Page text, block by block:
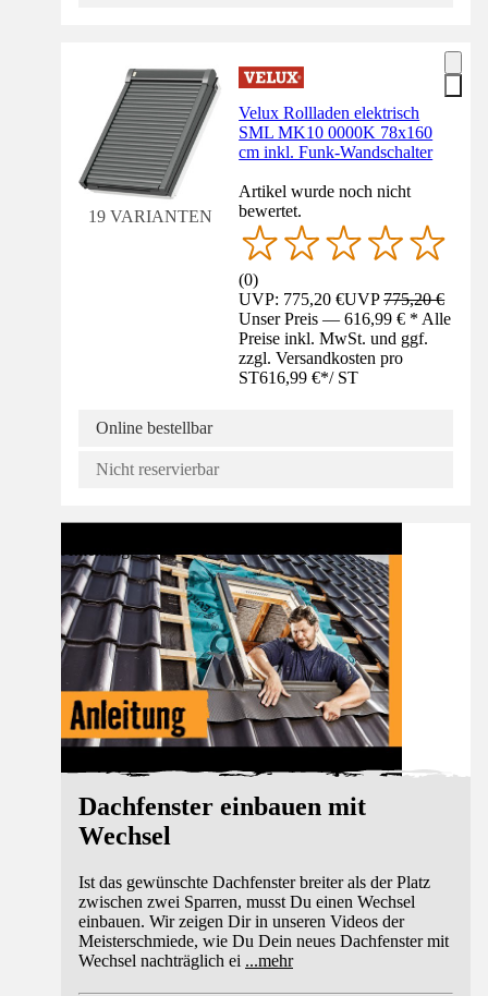
19 VARIANTEN
Velux Rollladen elektrisch
SML MK10 0000K 78x160
cm inkl. Funk-Wandschalter
Artikel wurde noch nicht
bewertet.
(0)
UVP: 775,20 €UVP775,20 €
Unser Preis — 616,99 € * Alle
Preise inkl. MwSt. und ggf.
zzgl. Versandkosten pro
ST616,99 €*/ ST
Online bestellbar
Nicht reservierbar
Dachfenster einbauen mit
Wechsel
Ist das gewünschte Dachfenster breiter als der Platz
zwischen zwei Sparren, musst Du einen Wechsel
einbauen. Wir zeigen Dir in unseren Videos der
Meisterschmiede, wie Du Dein neues Dachfenster mit
Wechsel nachträglich ei ...mehr